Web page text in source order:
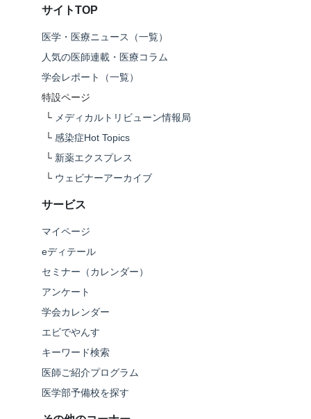
サイトTOP
医学・医療ニュース（一覧）
人気の医師連載・医療コラム
学会レポート（一覧）
特設ページ
└ メディカルトリビューン情報局
└ 感染症Hot Topics
└ 新薬エクスプレス
└ ウェビナーアーカイブ
サービス
マイページ
eディテール
セミナー（カレンダー）
アンケート
学会カレンダー
エビでやんす
キーワード検索
医師ご紹介プログラム
医学部予備校を探す